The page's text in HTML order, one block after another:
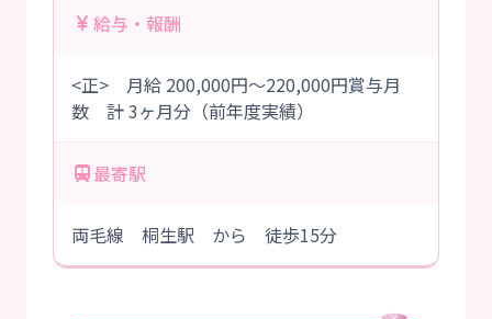
給与・報酬
<正> 月給 200,000円～220,000円賞与月
数 計 3ヶ月分（前年度実績）
最寄駅
両毛線 桐生駅 から 徒歩15分